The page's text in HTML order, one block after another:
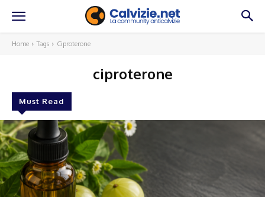
Home Tags Ciproterone
ciproterone
Must Read